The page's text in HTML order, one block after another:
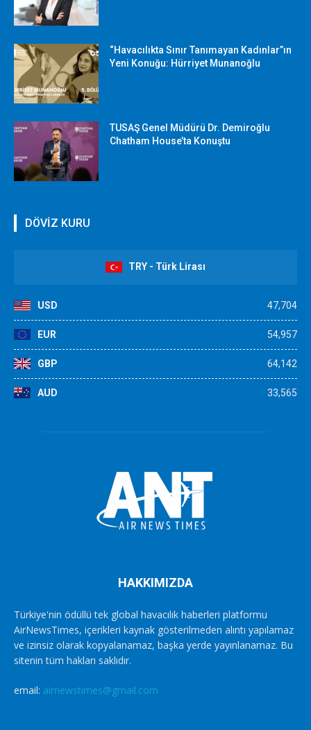
“Havacılıkta Sınır Tanımayan Kadınlar”ın
Yeni Konuğu: Hürriyet Munanoğlu
TUSAŞ Genel Müdürü Dr. Demiroğlu
Chatham House’ta Konuştu
DÖVİZ KURU
TRY - Türk Lirası
USD 47,704
EUR 54,957
GBP 64,142
AUD 33,565
HAKKIMIZDA
Türkiye'nin ödüllü tek global havacılık haberleri platformu
AirNewsTimes, içerikleri kaynak gösterilmeden alıntı yapılamaz
ve izinsiz olarak kopyalanamaz, başka yerde yayınlanamaz. Bu
sitenin tüm hakları saklıdır.
email: airnewstimes@gmail.com